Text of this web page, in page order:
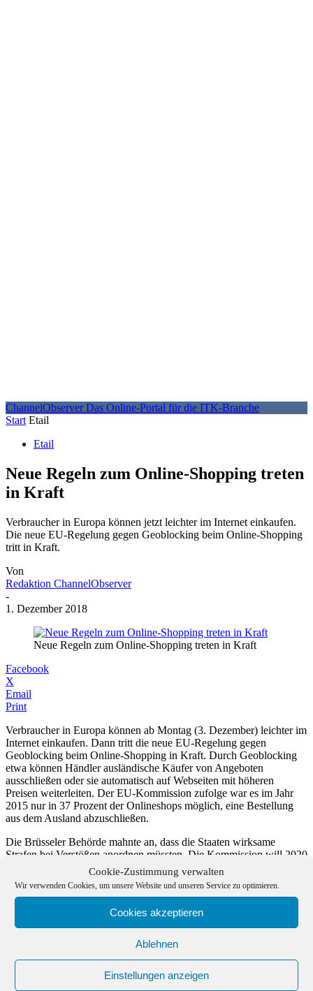
Cookie-Zustimmung verwalten
Wir verwenden Cookies, um unsere Website und unseren Service zu optimieren.
Cookies akzeptieren
Ablehnen
Einstellungen anzeigen
ChannelObserver Das Online-Portal für die ITK-Branche
Start Etail
Etail
Neue Regeln zum Online-Shopping treten
in Kraft
Verbraucher in Europa können jetzt leichter im Internet einkaufen.
Die neue EU-Regelung gegen Geoblocking beim Online-Shopping
tritt in Kraft.
Von
Redaktion ChannelObserver
-
1. Dezember 2018
Neue Regeln zum Online-Shopping treten in Kraft
Facebook
X
Email
Print
Verbraucher in Europa können ab Montag (3. Dezember) leichter im
Internet einkaufen. Dann tritt die neue EU-Regelung gegen
Geoblocking beim Online-Shopping in Kraft. Durch Geoblocking
etwa können Händler ausländische Käufer von Angeboten
ausschließen oder sie automatisch auf Webseiten mit höheren
Preisen weiterleiten. Der EU-Kommission zufolge war es im Jahr
2015 nur in 37 Prozent der Onlineshops möglich, eine Bestellung
aus dem Ausland abzuschließen.
Die Brüsseler Behörde mahnte an, dass die Staaten wirksame
Strafen bei Verstößen anordnen müssten. Die Kommission will 2020
überprüfen, inwieweit die Maßnahmen umgesetzt wurden. «Mit den
neuen Vorschriften bekommen die Verbraucherinnen und
Verbraucher eine größere Auswahl zu wettbewerbsfähigen Preisen
Kommissar Andrus Ansip mit. Die EU-Staaten und das
Europaparlament hatten sich vor einigen Monaten nach
mehrjährigen Verhandlungen auf die Gesetzesänderung geeinigt.